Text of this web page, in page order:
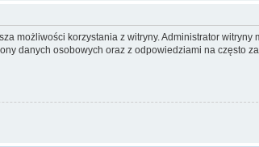
możliwości korzystania z witryny. Administrator witryny
danych osobowych oraz z odpowiedziami na często